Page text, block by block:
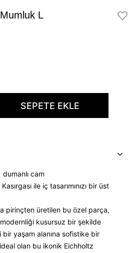
L
cam
ile iç tasarımınızı bir üst
pirinçten üretilen bu özel parça,
kusursuz bir şekilde
bir yaşam alanına sofistike bir
olan bu ikonik Eichholtz